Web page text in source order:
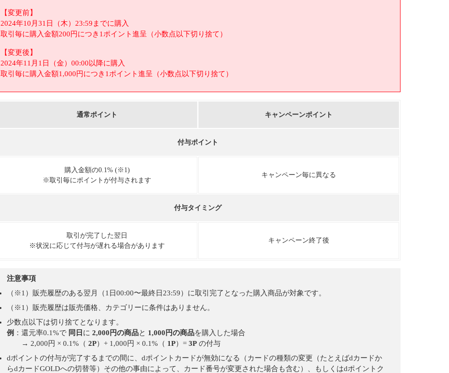
【変更前】
2024年10月31日（木）23:59までに購入
取引毎に購入金額200円につき1ポイント進呈（小数点以下切り捨て）
【変更後】
2024年11月1日（金）00:00以降に購入
取引毎に購入金額1,000円につき1ポイント進呈（小数点以下切り捨て）
通常ポイント キャンペーンポイント
付与ポイント
購入金額の0.1% (※1)
※取引毎にポイントが付与されます
キャンペーン毎に異なる
付与タイミング
取引が完了した翌日
※状況に応じて付与が遅れる場合があります
キャンペーン終了後
注意事項
（※1）販売履歴のある翌月（1日00:00〜最終日23:59）に取引完了となった購入商品が対象です。
（※1）販売履歴は販売価格、カテゴリーに条件はありません。
少数点以下は切り捨てとなります。
例 ：還元率0.1%で 同日 に 2,000円の商品と 1,000円の商品を購入した場合
→ 2,000円 × 0.1%（ 2P）+ 1,000円 × 0.1%（ 1P）= 3P の付与
dポイントの付与が完了するまでの間に、dポイントカードが無効になる（カードの種類の変更（たとえばdカードか
らdカードGOLDへの切替等）その他の事由によって、カード番号が変更された場合も含む）、もしくはdポイントク